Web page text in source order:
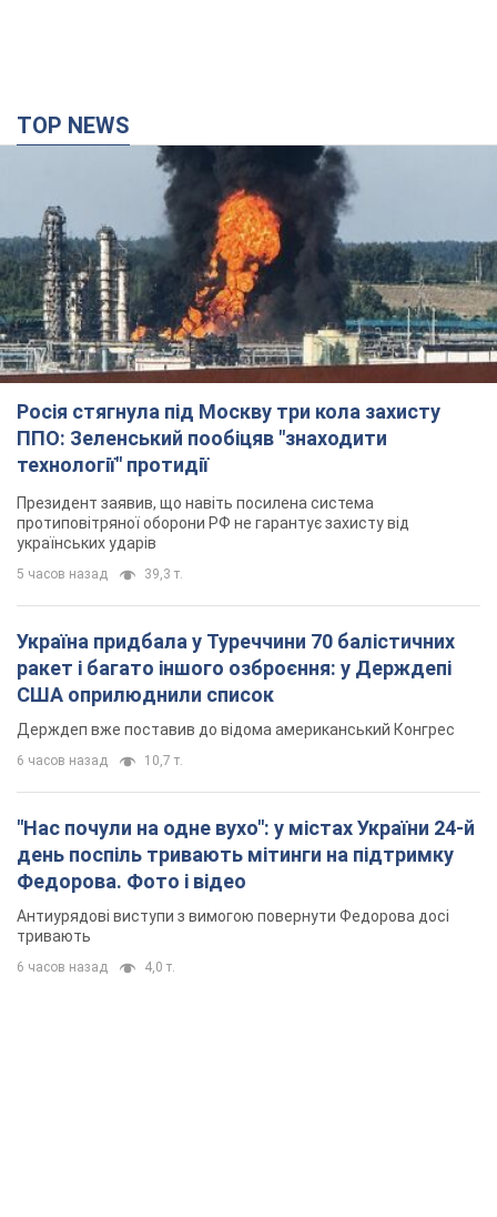
TOP NEWS
Росія стягнула під Москву три кола захисту
ППО: Зеленський пообіцяв "знаходити
технології" протидії
Президент заявив, що навіть посилена система
протиповітряної оборони РФ не гарантує захисту від
українських ударів
5 часов назад 39,3 т.
Україна придбала у Туреччини 70 балістичних
ракет і багато іншого озброєння: у Держдепі
США оприлюднили список
Держдеп вже поставив до відома американський Конгрес
6 часов назад 10,7 т.
"Нас почули на одне вухо": у містах України 24-й
день поспіль тривають мітинги на підтримку
Федорова. Фото і відео
Антиурядові виступи з вимогою повернути Федорова досі
тривають
6 часов назад 4,0 т.